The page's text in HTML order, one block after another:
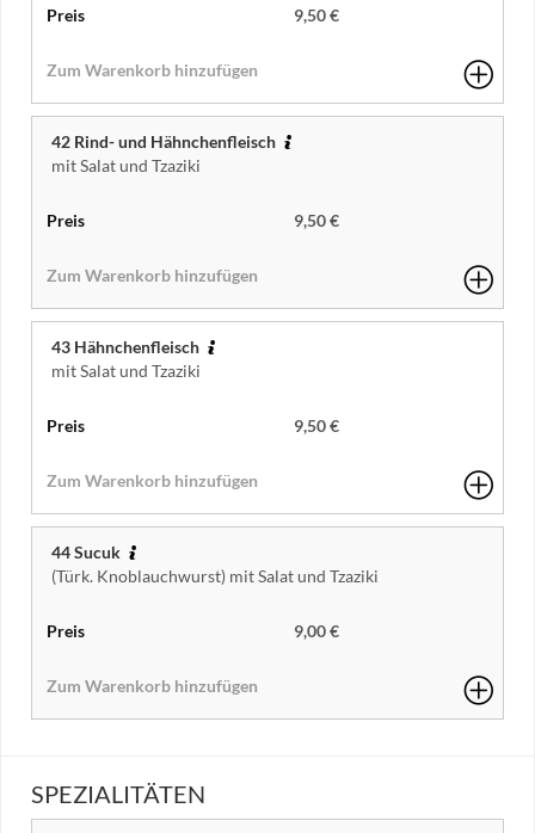
9,50 €
42 Rind- und Hähnchenfleisch
mit Salat und Tzaziki
9,50 €
43 Hähnchenfleisch
mit Salat und Tzaziki
9,50 €
44 Sucuk
(Türk. Knoblauchwurst) mit Salat und Tzaziki
9,00 €
SPEZIALITÄTEN